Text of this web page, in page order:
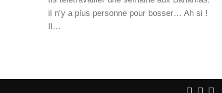
il n’y a plus per­sonne pour bos­ser… Ah si !
Il…